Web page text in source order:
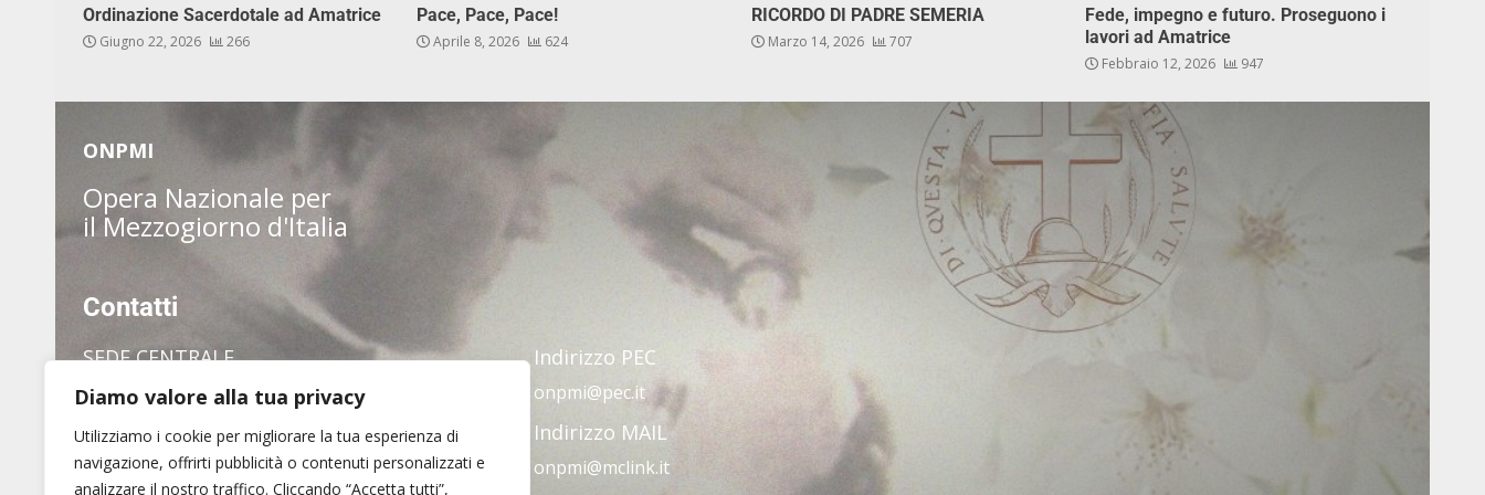
Diamo valore alla tua privacy
Utilizziamo i cookie per migliorare la tua esperienza di
navigazione, offrirti pubblicità o contenuti personalizzati e
analizzare il nostro traffico. Cliccando “Accetta tutti”,
Ordinazione Sacerdotale ad Amatrice
Giugno 22, 2026 266
Pace, Pace, Pace!
Aprile 8, 2026 624
RICORDO DI PADRE SEMERIA
Marzo 14, 2026 707
Fede, impegno e futuro. Proseguono i
lavori ad Amatrice
Febbraio 12, 2026 947
ONPMI
Opera Nazionale per
il Mezzogiorno d'Italia
Contatti
SEDE CENTRALE
via dei Pianellari, 7
00186 Roma
Tel. (+39) 06 6880 1409
Indirizzo PEC
onpmi@pec.it
Indirizzo MAIL
onpmi@mclink.it